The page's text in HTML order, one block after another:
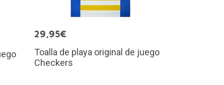
29,95€
Toalla de playa original de juego
Checkers